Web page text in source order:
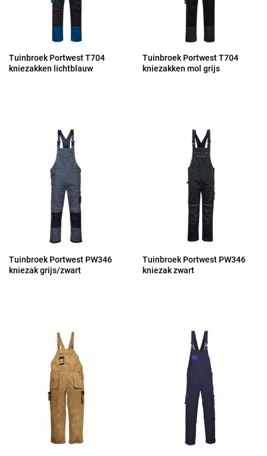
Tuinbroek Portwest T704
kniezakken lichtblauw
Tuinbroek Portwest T704
kniezakken mol grijs
Tuinbroek Portwest PW346
kniezak grijs/zwart
Tuinbroek Portwest PW346
kniezak zwart